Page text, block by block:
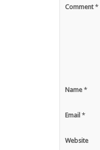
Comment*
Name *
Email *
Website